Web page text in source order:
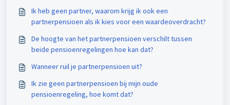
Ik heb geen partner, waarom krijg ik ook een
partnerpensioen als ik kies voor een waardeoverdracht?
De hoogte van het partnerpensioen verschilt tussen
beide pensioenregelingen hoe kan dat?
Wanneer ruil je partnerpensioen uit?
Ik zie geen partnerpensioen bij mijn oude
pensioenregeling, hoe komt dat?